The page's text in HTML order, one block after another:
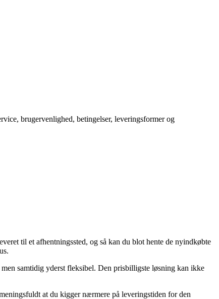
brugervenlighed, betingelser, leveringsformer og
til et afhentningssted, og så kan du blot hente de nyindkøbte
samtidig yderst fleksibel. Den prisbilligste løsning kan ikke
at du kigger nærmere på leveringstiden for den